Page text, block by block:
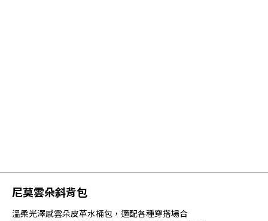
尼莫雲朵斜背包
溫柔光澤感雲朵皮革水桶包，適配各種穿搭場合